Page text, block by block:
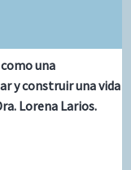
una
y construir una vida
Lorena Larios.